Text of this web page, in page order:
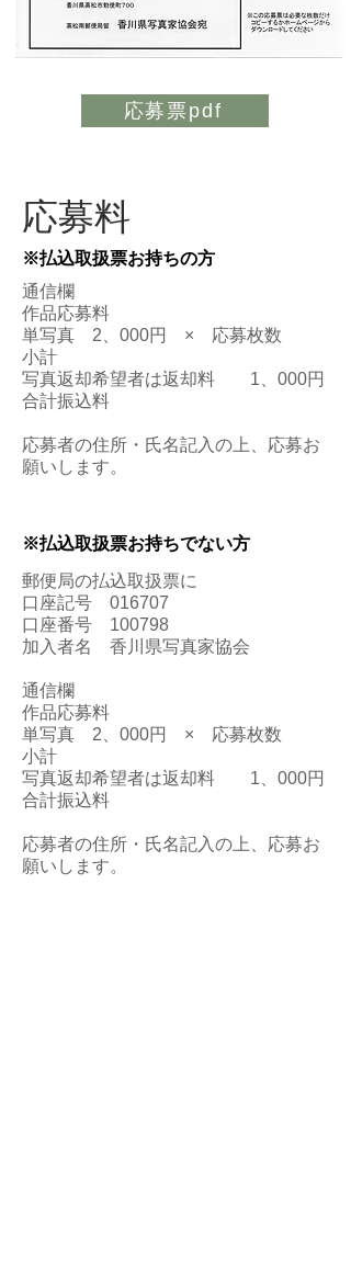
応募票pdf
応募料
※払込取扱票お持ちの方
通信欄
作品応募料
単写真 2、000円 × 応募枚数
小計
写真返却希望者は返却料 1、000円
合計振込料
​応募者の住所・氏名記入の上、応募お
願いします。
※払込取扱票お持ちでない方
郵便局の払込取扱票に
口座記号 016707
口座番号 100798
加入者名 香川県写真家協会
通信欄
作品応募料
単写真 2、000円 × 応募枚数
小計
写真返却希望者は返却料 1、000円
合計振込料
応募者の住所・氏名記入の上、応募お
願いします。